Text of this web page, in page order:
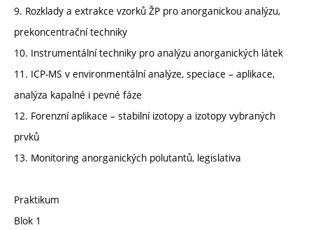
9. Rozklady a extrakce vzorků ŽP pro anorganickou analýzu,
prekoncentrační techniky
10. Instrumentální techniky pro analýzu anorganických látek
11. ICP-MS v environmentální analýze, speciace – aplikace,
analýza kapalné i pevné fáze
12. Forenzní aplikace – stabilní izotopy a izotopy vybraných
prvků
13. Monitoring anorganických polutantů, legislativa
Praktikum
Blok 1